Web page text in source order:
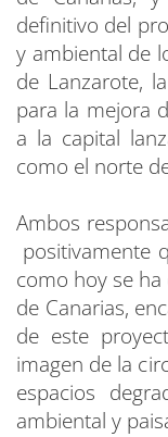
definitivo del
y ambiental de
de Lanzarote,
para la mejora
a la capital
como el norte
Ambos
positivamente
como hoy se
de Canarias,
de este
imagen de la
espacios
ambiental y